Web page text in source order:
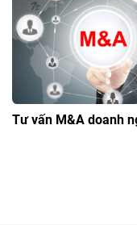
Tư vấn M&A doanh